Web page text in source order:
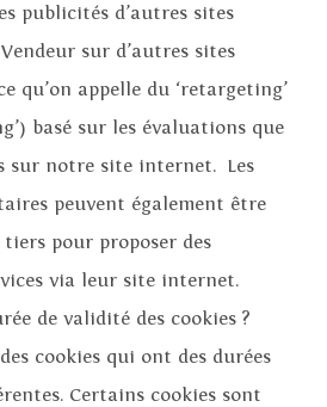
publicités d’autres sites
sur d’autres sites
qu’on appelle du ‘retargeting’
basé sur les évaluations que
sur notre site internet. Les
peuvent également être
pour proposer des
via leur site internet.
de validité des cookies ?
cookies qui ont des durées
Certains cookies sont